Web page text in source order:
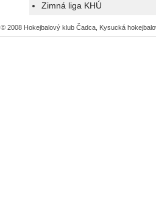
Zimná liga KHÚ
© 2008 Hokejbalový klub Čadca, Kysucká